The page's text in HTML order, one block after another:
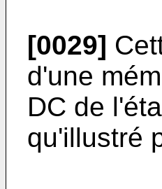
[0029]
d'une
DC de
qu'illustré